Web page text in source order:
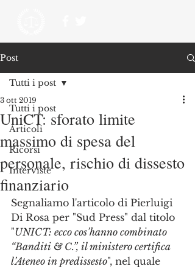
Post
Tutti i post
Articoli
Ricorsi
Interviste
Tutti i post
UniCT: sforato limite
massimo di spesa del
personale, rischio di dissesto
finanziario
3 ott 2019
Segnaliamo l'articolo di Pierluigi
Di Rosa per "Sud Press" dal titolo
"UNICT: ecco cos’hanno combinato
“Banditi & C.”, il ministero certifica
l’Ateneo in predissesto", nel quale